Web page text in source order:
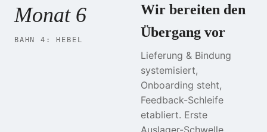
Monat 6
BAHN 4: HEBEL
Wir bereiten den
Übergang vor
Lieferung & Bindung
systemisiert,
Onboarding steht,
Feedback-Schleife
etabliert. Erste
Auslager-Schwelle